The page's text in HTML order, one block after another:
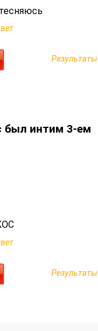
Результаты
был интим 3-ем
Результаты